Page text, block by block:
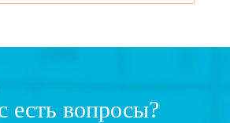
есть вопросы?